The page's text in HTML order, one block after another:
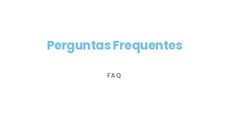
Perguntas Frequentes
FAQ